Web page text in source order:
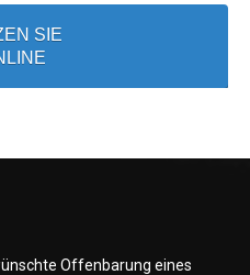
SIE
Offenbarung eines